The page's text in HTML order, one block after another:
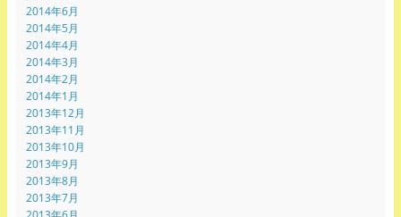
2014年6月
2014年5月
2014年4月
2014年3月
2014年2月
2014年1月
2013年12月
2013年11月
2013年10月
2013年9月
2013年8月
2013年7月